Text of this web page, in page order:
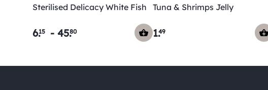
Sterilised Delicacy White Fish
6.15 - 45.80
Tuna & Shrimps Jelly
1.49